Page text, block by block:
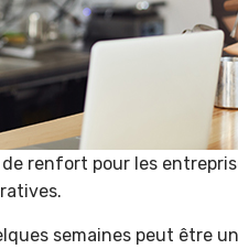
renfort pour les
semaines peut être